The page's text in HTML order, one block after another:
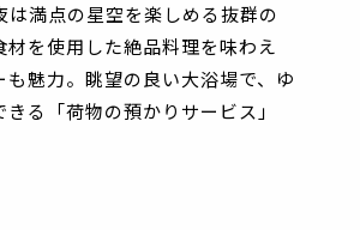
満点の星空を楽しめる抜群の
を使用した絶品料理を味わえ
魅力。眺望の良い大浴場で、ゆ
る「荷物の預かりサービス」